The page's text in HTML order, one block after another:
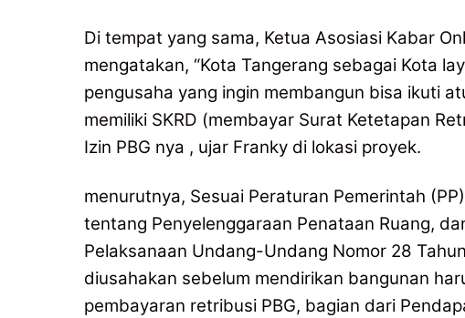
Di tempat yang sama, Ketua Asosiasi Kabar
mengatakan, “Kota Tangerang sebagai Kota
pengusaha yang ingin membangun bisa ikuti
memiliki SKRD (membayar Surat Ketetapan
Izin PBG nya , ujar Franky di lokasi proyek.
menurutnya, Sesuai Peraturan Pemerintah
tentang Penyelenggaraan Penataan Ruang,
Pelaksanaan Undang-Undang Nomor 28
diusahakan sebelum mendirikan bangunan
pembayaran retribusi PBG, bagian dari